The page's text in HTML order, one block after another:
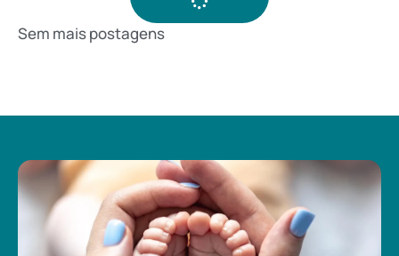
Sem mais postagens